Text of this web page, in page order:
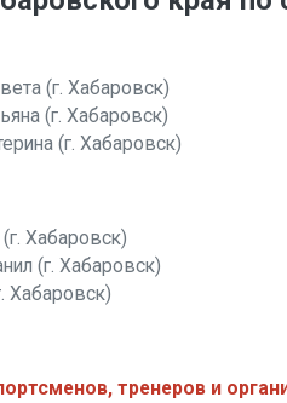
(г. Хабаровск)
(г. Хабаровск)
(г. Хабаровск)
Хабаровск)
(г. Хабаровск)
Хабаровск)
тренеров и